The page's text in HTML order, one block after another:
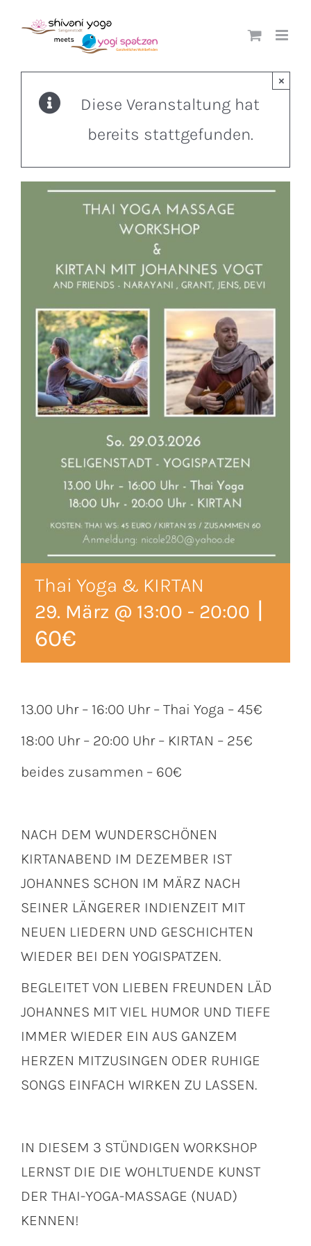
springen
Diese Veranstaltung hat
bereits stattgefunden.
×
Thai Yoga & KIRTAN
29. März @ 13:00 - 20:00 |
60€
13.00 Uhr – 16:00 Uhr – Thai Yoga – 45€
18:00 Uhr – 20:00 Uhr – KIRTAN – 25€
beides zusammen – 60€
NACH DEM WUNDERSCHÖNEN
KIRTANABEND IM DEZEMBER IST
JOHANNES SCHON IM MÄRZ NACH
SEINER LÄNGERER INDIENZEIT MIT
NEUEN LIEDERN UND GESCHICHTEN
WIEDER BEI DEN YOGISPATZEN.
BEGLEITET VON LIEBEN FREUNDEN LÄD
JOHANNES MIT VIEL HUMOR UND TIEFE
IMMER WIEDER EIN AUS GANZEM
HERZEN MITZUSINGEN ODER RUHIGE
SONGS EINFACH WIRKEN ZU LASSEN.
IN DIESEM 3 STÜNDIGEN WORKSHOP
LERNST DIE DIE WOHLTUENDE KUNST
DER THAI-YOGA-MASSAGE (NUAD)
KENNEN!